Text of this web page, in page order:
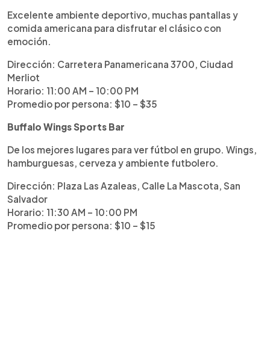
Excelente ambiente deportivo, muchas pantallas y
comida americana para disfrutar el clásico con
emoción.
Dirección: Carretera Panamericana 3700, Ciudad
Merliot
Horario: 11:00 AM – 10:00 PM
Promedio por persona: $10 – $35
Buffalo Wings Sports Bar
De los mejores lugares para ver fútbol en grupo. Wings,
hamburguesas, cerveza y ambiente futbolero.
Dirección: Plaza Las Azaleas, Calle La Mascota, San
Salvador
Horario: 11:30 AM – 10:00 PM
Promedio por persona: $10 – $15